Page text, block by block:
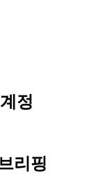
정
리핑